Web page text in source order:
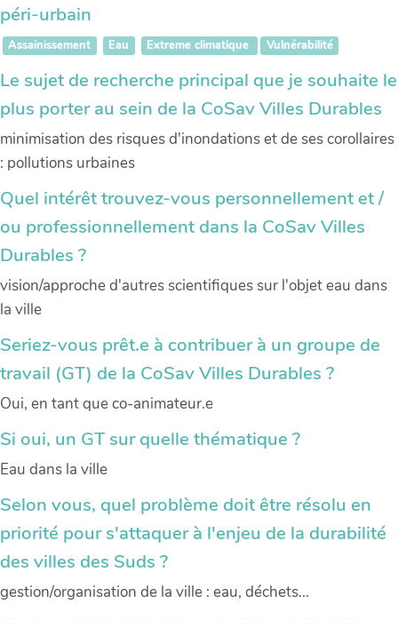
péri-urbain
Assainissement Eau Extreme climatique Vulnérabilité
Le sujet de recherche principal que je souhaite le
plus porter au sein de la CoSav Villes Durables
minimisation des risques d'inondations et de ses corollaires
: pollutions urbaines
Quel intérêt trouvez-vous personnellement et /
ou professionnellement dans la CoSav Villes
Durables ?
vision/approche d'autres scientifiques sur l'objet eau dans
la ville
Seriez-vous prêt.e à contribuer à un groupe de
travail (GT) de la CoSav Villes Durables ?
Oui, en tant que co-animateur.e
Si oui, un GT sur quelle thématique ?
Eau dans la ville
Selon vous, quel problème doit être résolu en
priorité pour s'attaquer à l'enjeu de la durabilité
des villes des Suds ?
gestion/organisation de la ville : eau, déchets...